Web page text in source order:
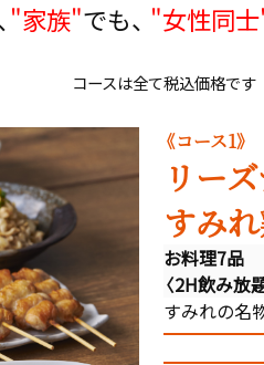
"家族"でも、 "女性同
コースは全て税込価格です
《コース1》
リー
すみ
お料理7品
〈2H飲み
すみれの名